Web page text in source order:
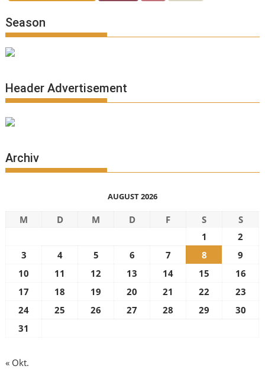
Season
Header Advertisement
Archiv
AUGUST 2026
M D M D F S
S
1
2
3
4 5 6 7 8
9
10
11 12 13 14 15
16
17
18 19 20 21 22
23
24
25 26 27 28 29
30
31
« Okt.